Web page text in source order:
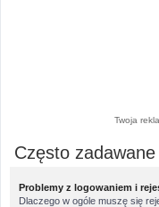
Twoja
Często
Problemy z logowaniem i
Dlaczego w ogóle muszę się